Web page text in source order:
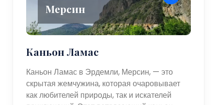
Мерсин
Каньон Ламас
Каньон Ламас в Эрдемли, Мерсин, — это
скрытая жемчужина, которая очаровывает
как любителей природы, так и искателей